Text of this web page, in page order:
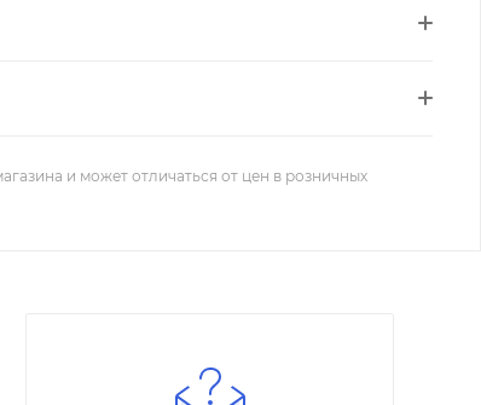
и может отличаться от цен в розничных